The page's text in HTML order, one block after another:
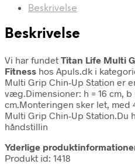
Beskrivelse
Beskrivelse
Vi har fundet Titan Life Multi
Fitness hos Apuls.dk i
Multi Grip Chin-Up Station er
væg.Dimensioner: h = 16 cm, b
cm.Monteringen sker let, med
Multi Grip Chin-Up Station.Du
håndstillin
Yderlige
Produkt id: 1418